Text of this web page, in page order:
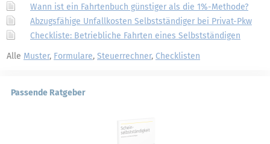
Wann ist ein Fahrtenbuch günstiger als die 1%-Methode?
Abzugsfähige Unfallkosten Selbstständiger bei Privat-Pkw
Checkliste: Betriebliche Fahrten eines Selbstständigen
Alle Muster, Formulare, Steuerrechner, Checklisten
Passende Ratgeber